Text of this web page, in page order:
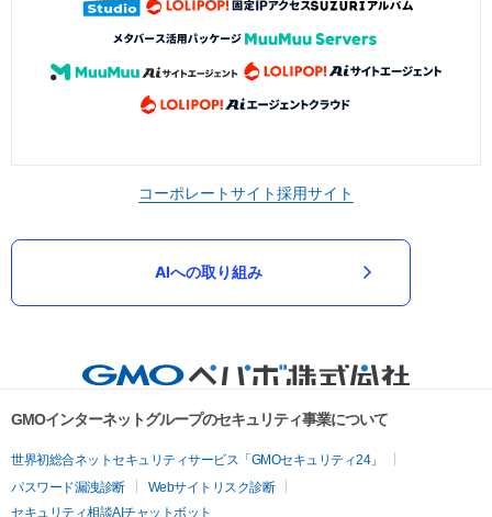
コーポレートサイト採用サイト
AIへの取り組み
GMOインターネットグループのセキュリティ事業について
世界初総合ネットセキュリティサービス「GMOセキュリティ24」
パスワード漏洩診断
Webサイトリスク診断
セキュリティ相談AIチャットボット